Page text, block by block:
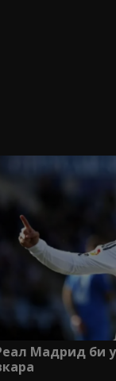
Мадрид би